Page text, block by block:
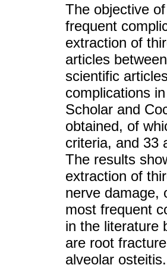
The objective
frequent
extraction of
articles
scientific
complications
Scholar and
obtained, of
criteria, and 33
The results
extraction of
nerve damage,
most frequent
in the literature
are root
alveolar osteitis.